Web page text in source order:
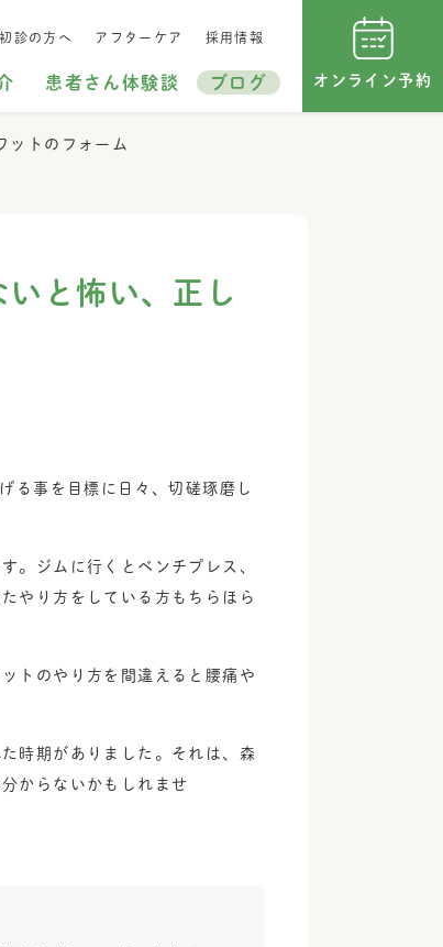
初診の方へ アフターケア 採用情報
患者さん体験談 ブログ オンライン予約
ットのフォーム
いと怖い、正し
る事を目標に日々、切磋琢磨し
。ジムに行くとベンチプレス、
やり方をしている方もちらほら
トのやり方を間違えると腰痛や
時期がありました。それは、森
からないかもしれませ